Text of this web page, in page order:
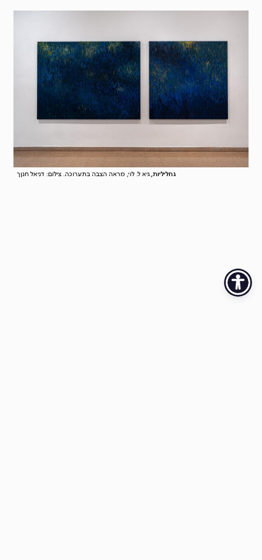
גחליליות, גיא ל. לוי, מראה הצבה בתערוכה. צילום: דניאל חנןך